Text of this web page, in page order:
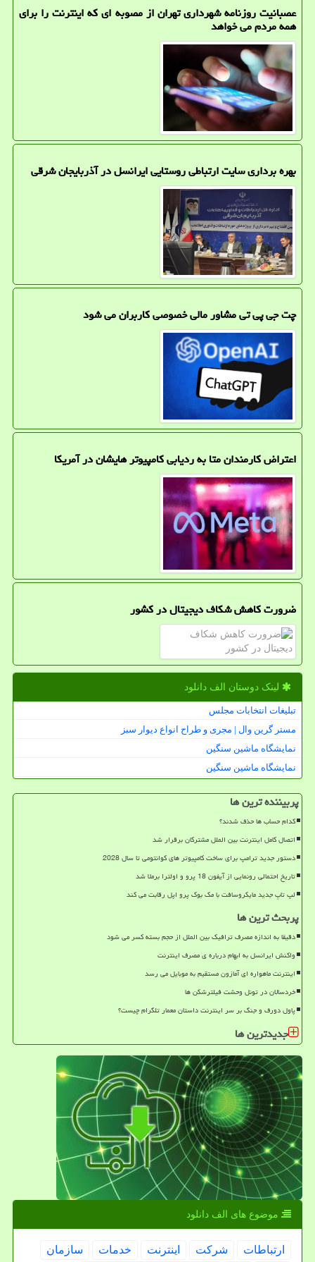
عصبانیت روزنامه شهرداری تهران از مصوبه ای که اینترنت را برای
همه مردم می خواهد
بهره برداری سایت ارتباطی روستایی ایرانسل در آذربایجان شرقی
چت جی پی تی مشاور مالی خصوصی کاربران می شود
اعتراض کارمندان متا به ردیابی کامپیوتر هایشان در آمریکا
ضرورت کاهش شکاف دیجیتال در کشور
لینک دوستان الف دانلود
تبلیغات انتخابات مجلس
مستر گرین وال | مجری و طراح انواع دیوار سبز
نمایشگاه ماشین سنگین
نمایشگاه ماشین سنگین
پربیننده ترین ها
کدام حساب ها حذف شدند؟
اتصال کامل اینترنت بین الملل مشترکان برقرار شد
دستور جدید ترامپ برای ساخت کامپیوتر های کوانتومی تا سال 2028
تاریخ احتمالی رونمایی از آیفون 18 پرو و اولترا برملا شد
لپ تاپ جدید مایکروسافت با مک بوک پرو اپل رقابت می کند
پربحث ترین ها
دقیقا به اندازه مصرف ترافیک بین الملل از حجم بسته کسر می شود
واکنش ایرانسل به ابهام درباره ی مصرف اینترنت
اینترنت ماهواره ای آمازون مستقیم به موبایل می رسد
خردسالان در تونل وحشت فیلترشکن ها
پاول دورف و جنگ بر سر اینترنت داستان معمار تلگرام چیست؟
جدیدترین ها
موضوع های الف دانلود
ارتباطات شركت اینترنت خدمات سازمان